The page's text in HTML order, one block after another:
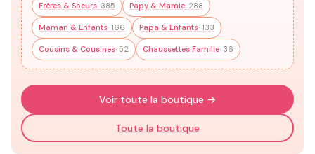
Frères & Soeurs· 385 Papy & Mamie· 288
Maman & Enfants· 166 Papa & Enfants· 133
Cousins & Cousines· 52 Chaussettes Famille· 36
Voir toute la boutique →
Toute la boutique